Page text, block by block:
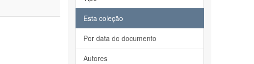
Esta coleção
Por data do documento
Autores